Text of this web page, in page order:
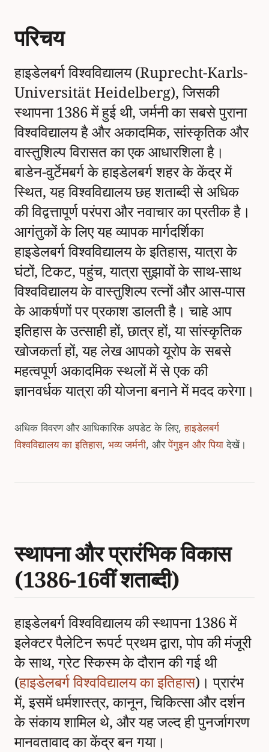
परिचय
हाइडेलबर्ग विश्वविद्यालय (Ruprecht-Karls-
Universität Heidelberg), जिसकी
स्थापना 1386 में हुई थी, जर्मनी का सबसे पुराना
विश्वविद्यालय है और अकादमिक, सांस्कृतिक और
वास्तुशिल्प विरासत का एक आधारशिला है।
बाडेन-वुर्टेमबर्ग के हाइडेलबर्ग शहर के केंद्र में
स्थित, यह विश्वविद्यालय छह शताब्दी से अधिक
की विद्वत्तापूर्ण परंपरा और नवाचार का प्रतीक है।
आगंतुकों के लिए यह व्यापक मार्गदर्शिका
हाइडेलबर्ग विश्वविद्यालय के इतिहास, यात्रा के
घंटों, टिकट, पहुंच, यात्रा सुझावों के साथ-साथ
विश्वविद्यालय के वास्तुशिल्प रत्नों और आस-पास
के आकर्षणों पर प्रकाश डालती है। चाहे आप
इतिहास के उत्साही हों, छात्र हों, या सांस्कृतिक
खोजकर्ता हों, यह लेख आपको यूरोप के सबसे
महत्वपूर्ण अकादमिक स्थलों में से एक की
ज्ञानवर्धक यात्रा की योजना बनाने में मदद करेगा।
अधिक विवरण और आधिकारिक अपडेट के लिए,हाइडेलबर्ग
विश्वविद्यालय का इतिहास, भव्य जर्मनी, औरपेंगुइन और पिया देखें।
स्थापना और प्रारंभिक विकास
(1386-16वीं शताब्दी)
हाइडेलबर्ग विश्वविद्यालय की स्थापना 1386 में
इलेक्टर पैलेटिन रूपर्ट प्रथम द्वारा, पोप की मंजूरी
के साथ, ग्रेट स्किस्म के दौरान की गई थी
(हाइडेलबर्ग विश्वविद्यालय का इतिहास)। प्रारंभ
में, इसमें धर्मशास्त्र, कानून, चिकित्सा और दर्शन
के संकाय शामिल थे, और यह जल्द ही पुनर्जागरण
मानवतावाद का केंद्र बन गया।